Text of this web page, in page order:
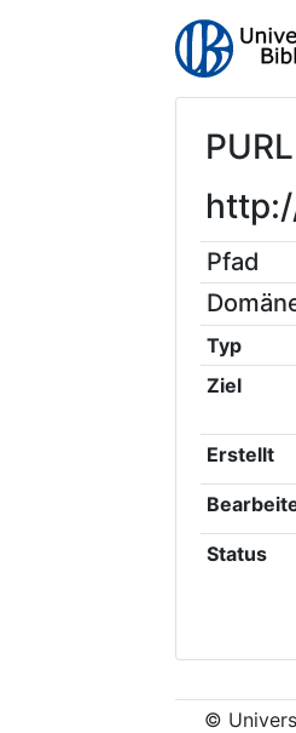
PURL
Pfad
Typ
Ziel
Erstellt
Status
©